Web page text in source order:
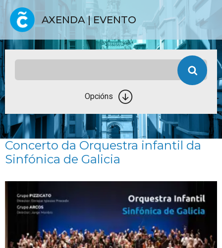
AXENDA | EVENTO
Opcións
Concerto da Orquestra infantil da
Sinfónica de Galicia